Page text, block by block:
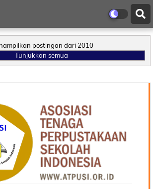
postingan dari 2010
Tunjukkan semua